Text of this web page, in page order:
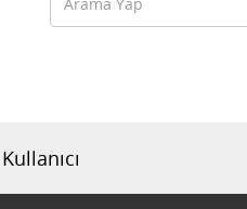
Kullanıcı